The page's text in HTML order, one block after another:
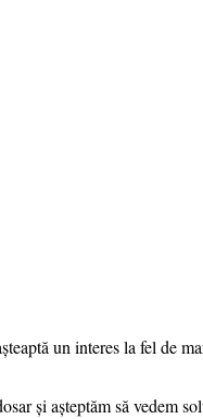
un interes la fel de
și așteptăm să vedem